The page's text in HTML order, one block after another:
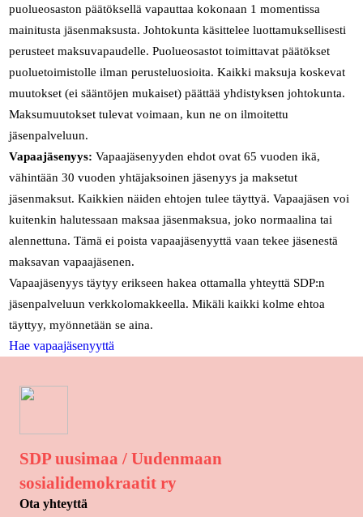
puolueosaston päätöksellä vapauttaa kokonaan 1 momentissa
mainitusta jäsenmaksusta. Johtokunta käsittelee luottamuksellisesti
perusteet maksuvapaudelle. Puolueosastot toimittavat päätökset
puoluetoimistolle ilman perusteluosioita. Kaikki maksuja koskevat
muutokset (ei sääntöjen mukaiset) päättää yhdistyksen johtokunta.
Maksumuutokset tulevat voimaan, kun ne on ilmoitettu
jäsenpalveluun.
Vapaajäsenyys: Vapaajäsenyyden ehdot ovat 65 vuoden ikä,
vähintään 30 vuoden yhtäjaksoinen jäsenyys ja maksetut
jäsenmaksut. Kaikkien näiden ehtojen tulee täyttyä. Vapaajäsen voi
kuitenkin halutessaan maksaa jäsenmaksua, joko normaalina tai
alennettuna. Tämä ei poista vapaajäsenyyttä vaan tekee jäsenestä
maksavan vapaajäsenen.
Vapaajäsenyys täytyy erikseen hakea ottamalla yhteyttä SDP:n
jäsenpalveluun verkkolomakkeella. Mikäli kaikki kolme ehtoa
täyttyy, myönnetään se aina.
Hae vapaajäsenyyttä
SDP uusimaa / Uudenmaan
sosialidemokraatit ry
Ota yhteyttä